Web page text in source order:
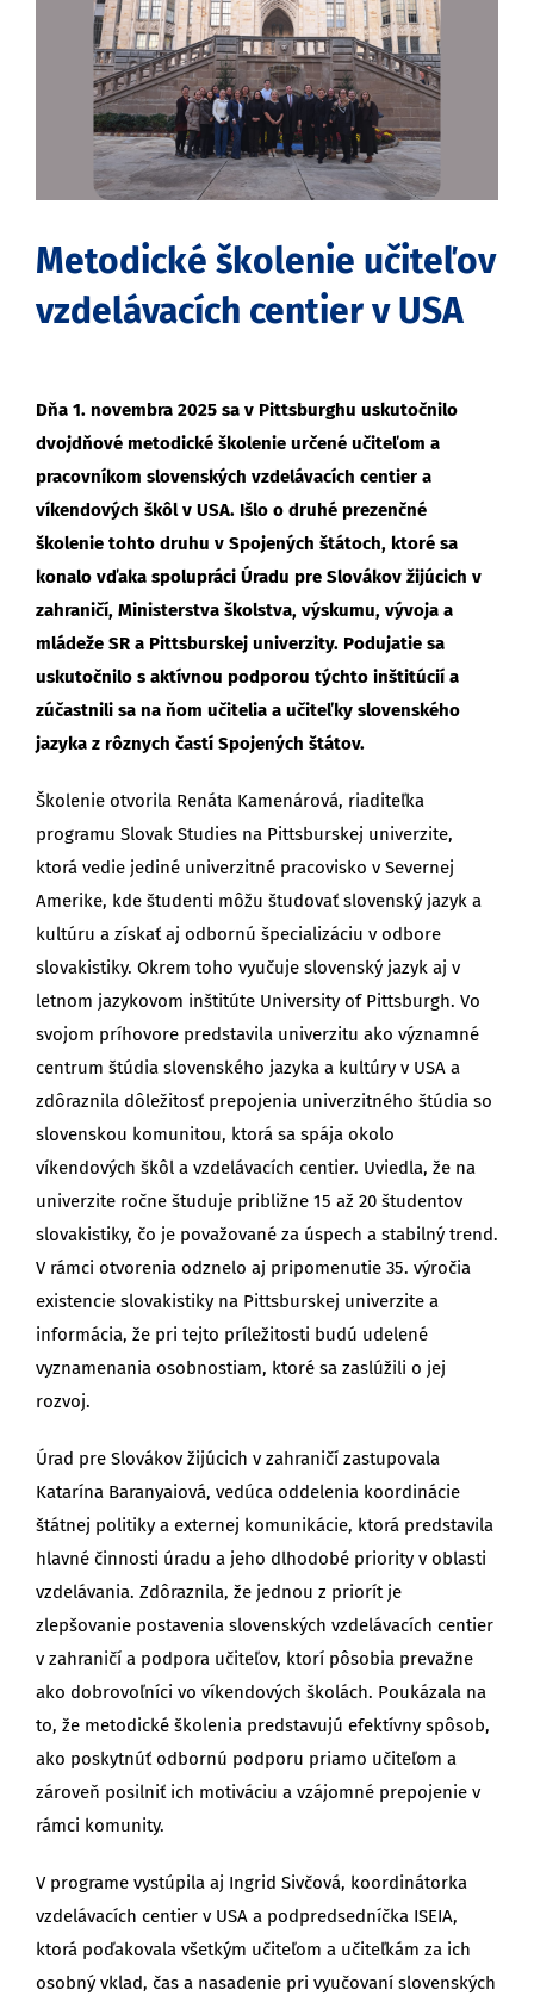
obrázok
Metodické školenie učiteľov
vzdelávacích centier v USA
Dňa 1. novembra 2025 sa v Pittsburghu uskutočnilo
dvojdňové metodické školenie určené učiteľom a
pracovníkom slovenských vzdelávacích centier a
víkendových škôl v USA. Išlo o druhé prezenčné
školenie tohto druhu v Spojených štátoch, ktoré sa
konalo vďaka spolupráci Úradu pre Slovákov žijúcich v
zahraničí, Ministerstva školstva, výskumu, vývoja a
mládeže SR a Pittsburskej univerzity. Podujatie sa
uskutočnilo s aktívnou podporou týchto inštitúcií a
zúčastnili sa na ňom učitelia a učiteľky slovenského
jazyka z rôznych častí Spojených štátov.
Školenie otvorila Renáta Kamenárová, riaditeľka
programu Slovak Studies na Pittsburskej univerzite,
ktorá vedie jediné univerzitné pracovisko v Severnej
Amerike, kde študenti môžu študovať slovenský jazyk a
kultúru a získať aj odbornú špecializáciu v odbore
slovakistiky. Okrem toho vyučuje slovenský jazyk aj v
letnom jazykovom inštitúte University of Pittsburgh. Vo
svojom príhovore predstavila univerzitu ako významné
centrum štúdia slovenského jazyka a kultúry v USA a
zdôraznila dôležitosť prepojenia univerzitného štúdia so
slovenskou komunitou, ktorá sa spája okolo
víkendových škôl a vzdelávacích centier. Uviedla, že na
univerzite ročne študuje približne 15 až 20 študentov
slovakistiky, čo je považované za úspech a stabilný trend.
V rámci otvorenia odznelo aj pripomenutie 35. výročia
existencie slovakistiky na Pittsburskej univerzite a
informácia, že pri tejto príležitosti budú udelené
vyznamenania osobnostiam, ktoré sa zaslúžili o jej
rozvoj.
Úrad pre Slovákov žijúcich v zahraničí zastupovala
Katarína Baranyaiová, vedúca oddelenia koordinácie
štátnej politiky a externej komunikácie, ktorá predstavila
hlavné činnosti úradu a jeho dlhodobé priority v oblasti
vzdelávania. Zdôraznila, že jednou z priorít je
zlepšovanie postavenia slovenských vzdelávacích centier
v zahraničí a podpora učiteľov, ktorí pôsobia prevažne
ako dobrovoľníci vo víkendových školách. Poukázala na
to, že metodické školenia predstavujú efektívny spôsob,
ako poskytnúť odbornú podporu priamo učiteľom a
zároveň posilniť ich motiváciu a vzájomné prepojenie v
rámci komunity.
V programe vystúpila aj Ingrid Sivčová, koordinátorka
vzdelávacích centier v USA a podpredsedníčka ISEIA,
ktorá poďakovala všetkým učiteľom a učiteľkám za ich
osobný vklad, čas a nasadenie pri vyučovaní slovenských